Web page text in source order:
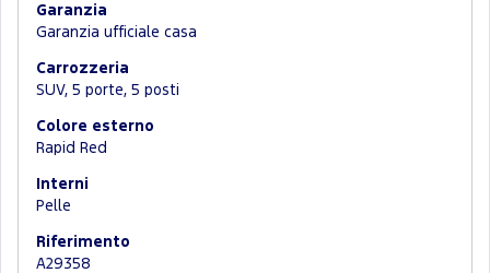
Garanzia
Garanzia ufficiale casa
Carrozzeria
SUV, 5 porte, 5 posti
Colore esterno
Rapid Red
Interni
Pelle
Riferimento
A29358